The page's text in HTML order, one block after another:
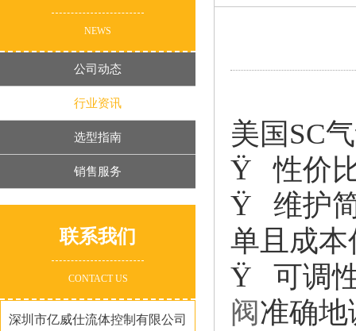
NEWS
公司动态
行业资讯
选型指南
销售服务
联系我们
CONTACT US
深圳市亿威仕流体控制有限公司
美国SC
Ÿ 性价
Ÿ 维护
单且成本
Ÿ 可调
阀准确